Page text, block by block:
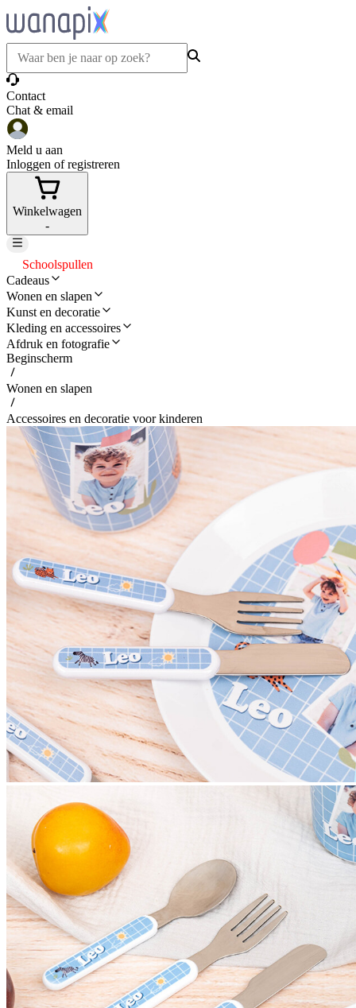
Contact
Chat & email
Meld u aan
Inloggen of registreren
Winkelwagen
-
Schoolspullen
Cadeaus
Wonen en slapen
Kunst en decoratie
Kleding en accessoires
Afdruk en fotografie
Beginscherm
Wonen en slapen
Accessoires en decoratie voor kinderen